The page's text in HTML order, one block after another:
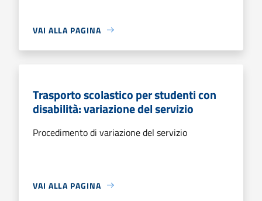
VAI ALLA PAGINA
Trasporto scolastico per studenti con
disabilità: variazione del servizio
Procedimento di variazione del servizio
VAI ALLA PAGINA